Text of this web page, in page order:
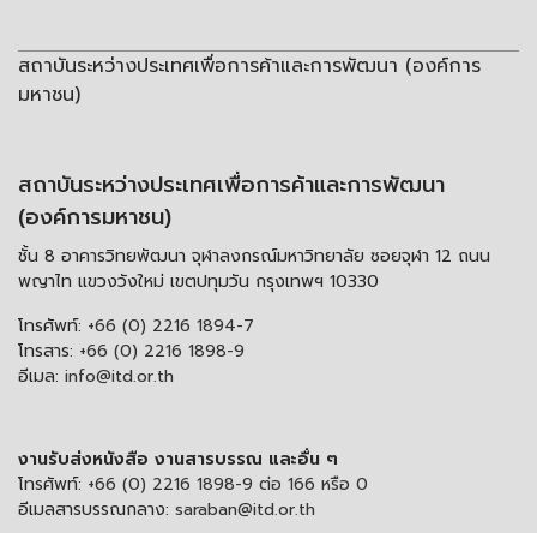
สถาบันระหว่างประเทศเพื่อการค้าและการพัฒนา (องค์การ
มหาชน)
สถาบันระหว่างประเทศเพื่อการค้าและการพัฒนา
(องค์การมหาชน)
ชั้น 8 อาคารวิทยพัฒนา จุฬาลงกรณ์มหาวิทยาลัย ซอยจุฬา 12 ถนน
พญาไท แขวงวังใหม่ เขตปทุมวัน กรุงเทพฯ 10330
โทรศัพท์: +66 (0) 2216 1894-7
โทรสาร: +66 (0) 2216 1898-9
อีเมล: info@itd.or.th
งานรับส่งหนังสือ งานสารบรรณ และอื่น ๆ
โทรศัพท์: +66 (0) 2216 1898-9 ต่อ 166 หรือ 0
อีเมลสารบรรณกลาง: saraban@itd.or.th